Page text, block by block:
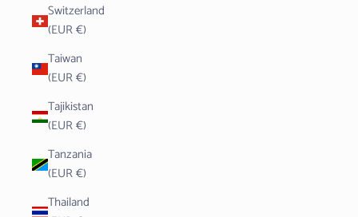
Switzerland
(EUR €)
Taiwan
(EUR €)
Tajikistan
(EUR €)
Tanzania
(EUR €)
Thailand